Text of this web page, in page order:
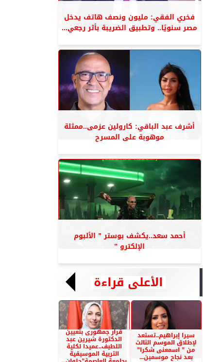
فخري الفقي: مليون ونصف هاتف يدخل
مصر سنويًا.. وتطبيق الضريبة بأثر رجعي...
أشرف عبد الباقي: كارولين عزمى..ممثلة
موهوبة على المسرح
أحمد سعد..يكشف بوستر ” الألبوم
الإلكترو ”
الأعلى قراءة
سيرا إبراهيم..تستعد
لإطلاق الموسم الثالث
من ” اسمعنى شكرا”
بعد نجاح موسمين...
قرار جمهورى بتعيين
الدكتورة شيرين عبد
اللطيف..عميدا لكلية
التربية الموسيقية